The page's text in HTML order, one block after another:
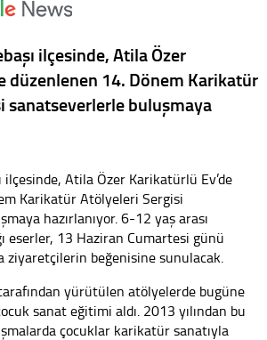
ilçesinde, Atila Özer
düzenlenen 14. Dönem Karikatür
sanatseverlerle buluşmaya
ilçesinde, Atila Özer Karikatürlü Ev’de
Karikatür Atölyeleri Sergisi
hazırlanıyor. 6-12 yaş arası
eserler, 13 Haziran Cumartesi günü
ziyaretçilerin beğenisine sunulacak.
yürütülen atölyelerde bugüne
sanat eğitimi aldı. 2013 yılından bu
çocuklar karikatür sanatıyla